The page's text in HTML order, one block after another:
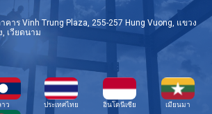
คาร Vinh Trung Plaza, 255-257 Hung Vuong, แขวง
, เวียดนาม
าว ประเทศไทย อินโดนีเซีย เมียนมา